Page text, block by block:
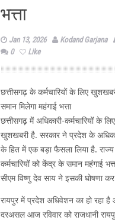
भत्ता
Jan 13, 2026 Kodand Garjana
0
Like
छत्तीसगढ़ के कर्मचारियों के लिए
समान मिलेगा महंगाई भत्ता
छत्तीसगढ़ में अधिकारी-कर्मचारियों के
खुशखबरी है. सरकार ने प्रदेश के
के हित में एक बड़ा फैसला लिया है.
कर्मचारियों को केंद्र के समान महंगाई
सीएम विष्णु देव साय ने इसकी घोषणा कर
रायपुर में प्रदेश अधिवेशन का हो रहा
दरअसल आज रविवार को राजधानी